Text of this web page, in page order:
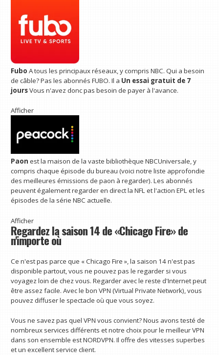
Fubo A tous les principaux réseaux, y compris NBC. Qui a besoin
de câble? Pas les abonnés FUBO. Il a Un essai gratuit de 7
joursVous n'avez donc pas besoin de payer à l'avance.
Afficher
Paon est la maison de la vaste bibliothèque NBCUniversale, y
compris chaque épisode du bureau (voici notre liste approfondie
des meilleures émissions de paon à regarder). Les abonnés
peuvent également regarder en direct la NFL et l'action EPL et les
épisodes de la série NBC actuelle.
Afficher
Regardez la saison 14 de «Chicago Fire» de
n'importe où
Ce n'est pas parce que « Chicago Fire », la saison 14 n'est pas
disponible partout, vous ne pouvez pas le regarder si vous
voyagez loin de chez vous. Regarder avec le reste d'Internet peut
être assez facile. Avec le bon VPN (Virtual Private Network), vous
pouvez diffuser le spectacle où que vous soyez.
Vous ne savez pas quel VPN vous convient? Nous avons testé de
nombreux services différents et notre choix pour le meilleur VPN
dans son ensemble est NORDVPN. Il offre des vitesses superbes
et un excellent service client.